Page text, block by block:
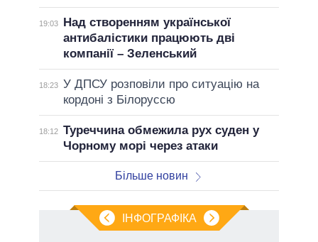
19:03
Над створенням української
антибалістики працюють дві
компанії – Зеленський
18:23 У ДПСУ розповіли про ситуацію на
кордоні з Білоруссю
18:12 Туреччина обмежила рух суден у
Чорному морі через атаки
Більше новин
ІНФОГРАФІКА